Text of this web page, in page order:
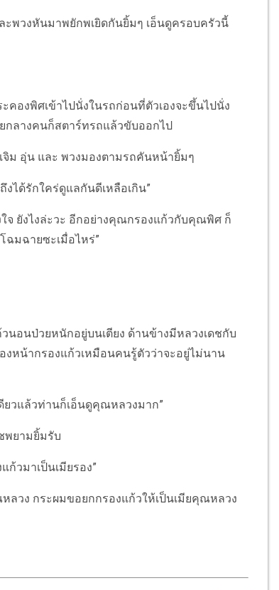
ะพวงหันมาพยักพเยิดกันยิ้มๆ เอ็นดูครอบครัวนี้
องพิศเข้าไปนั่งในรถก่อนที่ตัวเองจะขึ้นไปนั่ง
กลางคนก็สตาร์ทรถแล้วขับออกไป
ม อุ่น และ พวงมองตามรถคันหน้ายิ้มๆ
ได้รักใคร่ดูแลกันดีเหลือเกิน”
จ ยังไงล่ะวะ อีกอย่างคุณกรองแก้วกับคุณพิศ ก็
ฉมฉายซะเมื่อไหร่”
นอนป่วยหนักอยู่บนเตียง ด้านข้างมีหลวงเดชกับ
หน้ากรองแก้วเหมือนคนรู้ตัวว่าจะอยู่ไม่นาน
วแล้วท่านก็เอ็นดูคุณหลวงมาก”
พยามยิ้มรับ
วมาเป็นเมียรอง”
วง กระผมขอยกกรองแก้วให้เป็นเมียคุณหลวง